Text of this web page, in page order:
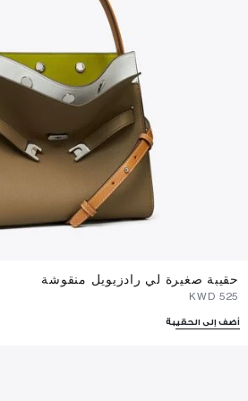
حقيبة صغيرة لي رادزيويل منقوشة
أضف إلى الحقيبة